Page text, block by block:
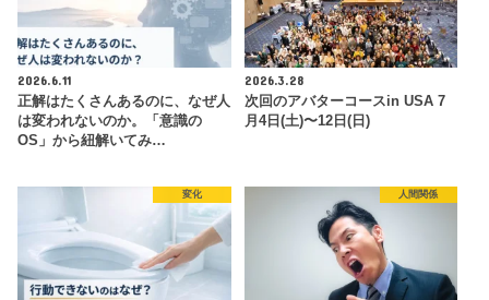
2026.6.11
正解はたくさんあるのに、なぜ人
は変われないのか。「意識の
OS」から紐解いてみ…
2026.3.28
次回のアバターコースin USA 7
月4日(土)〜12日(日)
変化 人間関係